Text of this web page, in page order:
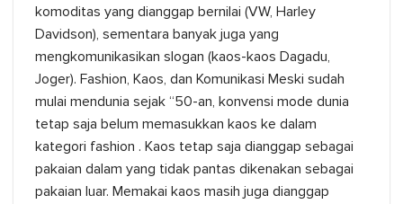
komoditas yang dianggap bernilai (VW, Harley
Davidson), sementara banyak juga yang
mengkomunikasikan slogan (kaos-kaos Dagadu,
Joger). Fashion, Kaos, dan Komunikasi Meski sudah
mulai mendunia sejak “50-an, konvensi mode dunia
tetap saja belum memasukkan kaos ke dalam
kategori fashion . Kaos tetap saja dianggap sebagai
pakaian dalam yang tidak pantas dikenakan sebagai
pakaian luar. Memakai kaos masih juga dianggap